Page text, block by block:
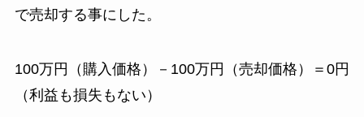
で売却する事にした。
100万円（購入価格）－100万円（売却価格）＝0円
（利益も損失もない）